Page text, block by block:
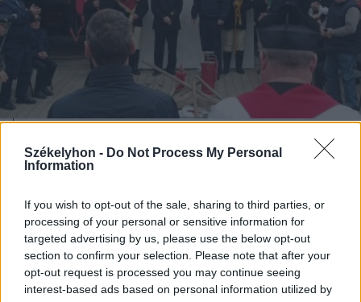
Székelyhon - Do Not Process My Personal
Information
If you wish to opt-out of the sale, sharing to third parties, or
processing of your personal or sensitive information for
targeted advertising by us, please use the below opt-out
section to confirm your selection. Please note that after your
opt-out request is processed you may continue seeing
interest-based ads based on personal information utilized by
2026. május 02., szombat
Szent Flórián-domborművet
avattak Gyergyóalfaluban